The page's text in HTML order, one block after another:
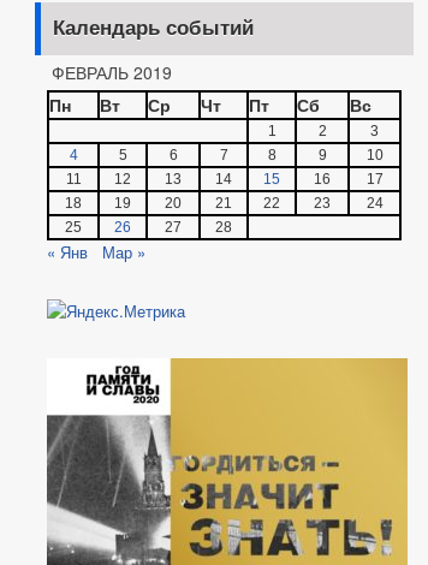
Календарь событий
ФЕВРАЛЬ 2019
Пн
Вт Ср Чт Пт Сб Вс
1 2
3
4
5 6 7 8 9
10
11
12 13 14 15 16
17
18
19 20 21 22 23
24
25
26 27 28
« Янв Мар »